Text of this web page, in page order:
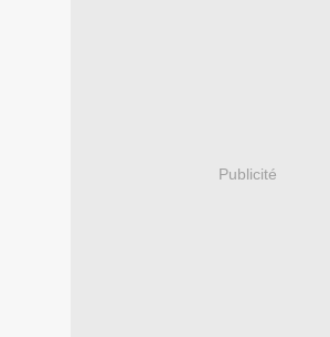
Publicité